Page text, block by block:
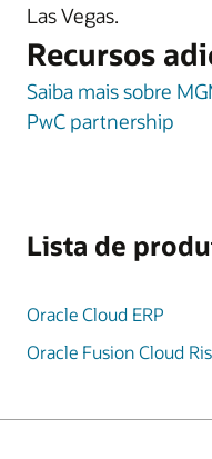
Las Vegas.
Recursos
Saiba mais sobre
PwC partnership
Lista de
Oracle Cloud ERP
Oracle Fusion Cloud